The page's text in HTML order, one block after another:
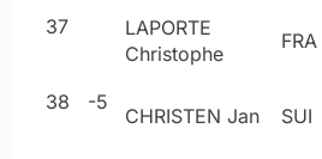
37
LAPORTE
Christophe
FRA
38 -5
CHRISTEN Jan SUI